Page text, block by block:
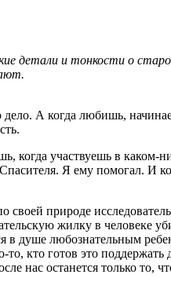
детали и тонкости о
А когда любишь,
когда участвуешь в каком-
Я ему помогал. И
своей природе
жилку в человеке
в душе любознательным
кто готов это
нас останется только то,